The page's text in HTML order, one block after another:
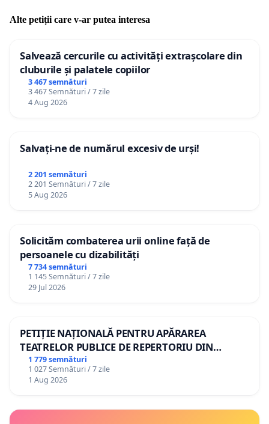
Alte petiții care v-ar putea interesa
Salvează cercurile cu activități extrașcolare din
cluburile și palatele copiilor
3 467 semnături
3 467 Semnături / 7 zile
4 Aug 2026
Salvați-ne de numărul excesiv de urși!
2 201 semnături
2 201 Semnături / 7 zile
5 Aug 2026
Solicităm combaterea urii online față de
persoanele cu dizabilități
7 734 semnături
1 145 Semnături / 7 zile
29 Jul 2026
PETIȚIE NAȚIONALĂ PENTRU APĂRAREA
TEATRELOR PUBLICE DE REPERTORIU DIN
ROMÂNIA
1 779 semnături
1 027 Semnături / 7 zile
1 Aug 2026